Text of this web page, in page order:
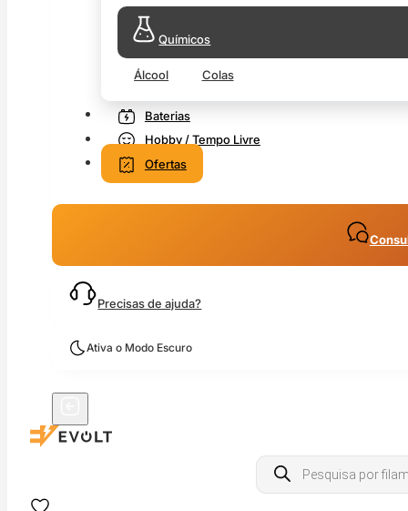
Químicos
Álcool Colas
Baterias
Hobby / Tempo Livre
Ofertas
Precisas de ajuda?
Ativa o Modo Escuro
Products
search